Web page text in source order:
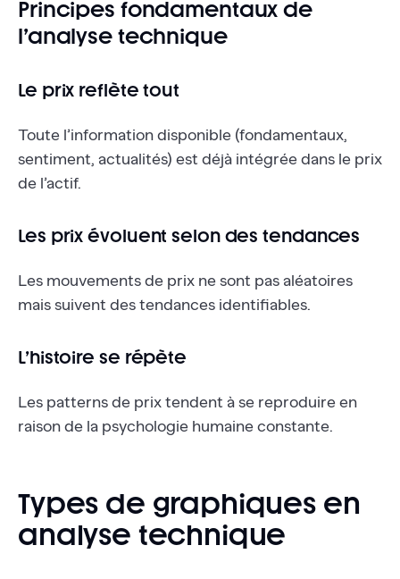
Principes fondamentaux de
l’analyse technique
Le prix reflète tout
Toute l’information disponible (fondamentaux,
sentiment, actualités) est déjà intégrée dans le prix
de l’actif.
Les prix évoluent selon des tendances
Les mouvements de prix ne sont pas aléatoires
mais suivent des tendances identifiables.
L’histoire se répète
Les patterns de prix tendent à se reproduire en
raison de la psychologie humaine constante.
Types de graphiques en
analyse technique